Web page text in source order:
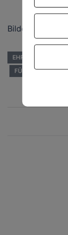
Bilder: F.Elsner
EHRENAMT
FÜRSTENWALDE/